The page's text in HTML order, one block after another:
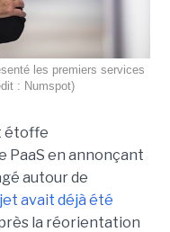
les premiers services
: Numspot)
étoffe
PaaS en annonçant
autour de
avait déjà été
la réorientation